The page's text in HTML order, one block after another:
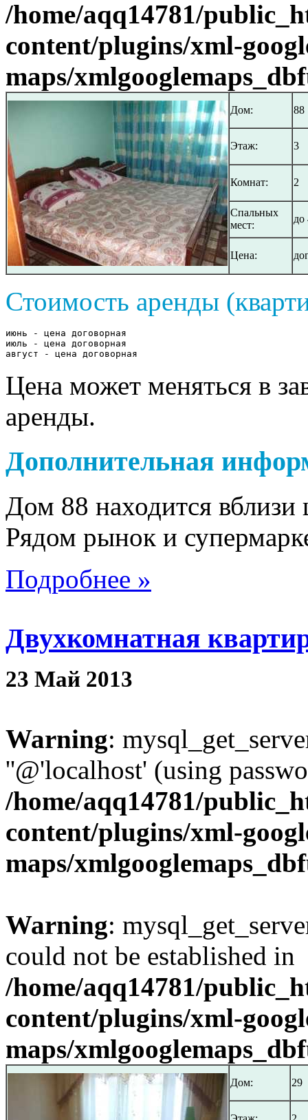
/home/aqq14781/
content/plugins/xml-
maps/
Дом: 88
Этаж: 3
Комнат: 2
Спальных
мест:
до
Цена:
Стоимость аренды
июнь - цена договорная
июль - цена договорная
август - цена договорная
Цена может меняться в
аренды.
Дополнительная
Дом 88 находится
Рядом рынок и
Подробнее »
Двухкомнатная
23 Май 2013
Warning:
''@'localhost' (using
/home/aqq14781/
content/plugins/xml-
maps/
Warning:
could not be established in
/home/aqq14781/
content/plugins/xml-
maps/
Дом: 29